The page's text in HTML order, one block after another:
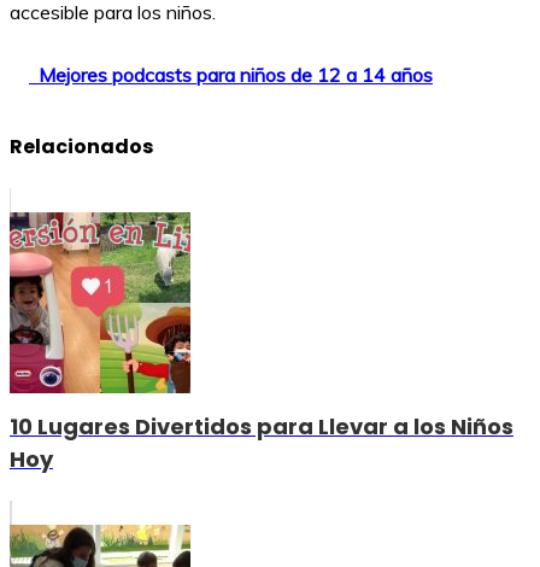
accesible para los niños.
Mejores podcasts para niños de 12 a 14 años
Relacionados
10 Lugares Divertidos para Llevar a los Niños
Hoy